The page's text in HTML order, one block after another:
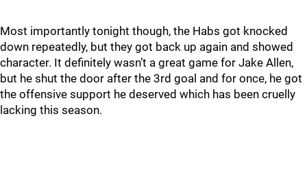
Most importantly tonight though, the Habs got knocked
down repeatedly, but they got back up again and showed
character. It definitely wasn’t a great game for Jake Allen,
but he shut the door after the 3rd goal and for once, he got
the offensive support he deserved which has been cruelly
lacking this season.